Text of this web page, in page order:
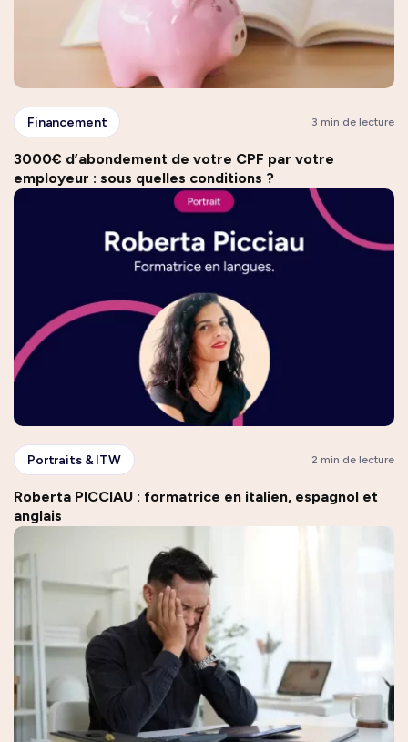
Financement 3 min de lecture
3000€ d’abondement de votre CPF par votre
employeur : sous quelles conditions ?
Portraits & ITW 2 min de lecture
Roberta PICCIAU : formatrice en italien, espagnol et
anglais